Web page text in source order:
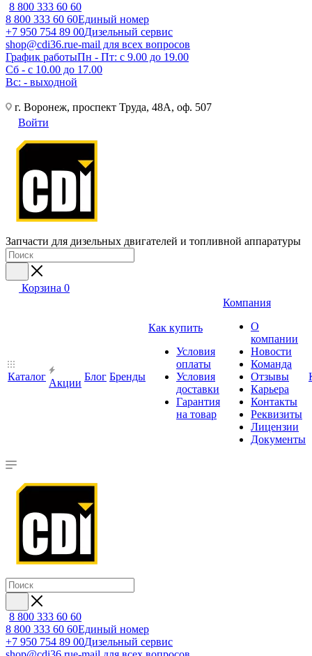
8 800 333 60 60
8 800 333 60 60Единый номер
+7 950 754 89 00Дизельный сервис
shop@cdi36.rue-mail для всех вопросов
График работыПн - Пт: с 9.00 до 19.00
Сб - с 10.00 до 17.00
Вс: - выходной
г. Воронеж, проспект Труда, 48А, оф. 507
Войти
Запчасти для дизельных двигателей и топливной аппаратуры
Корзина 0
Каталог
Акции
Блог Бренды
Как купить
Условия
оплаты
Условия
доставки
Гарантия
на товар
Компания
О
компании
Новости
Команда
Отзывы
Карьера
Контакты
Реквизиты
Лицензии
Документы
8 800 333 60 60
8 800 333 60 60Единый номер
+7 950 754 89 00Дизельный сервис